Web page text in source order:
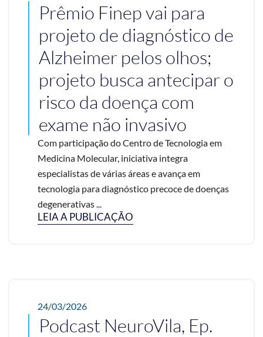
Prêmio Finep vai para
projeto de diagnóstico de
Alzheimer pelos olhos;
projeto busca antecipar o
risco da doença com
exame não invasivo
Com participação do Centro de Tecnologia em
Medicina Molecular, iniciativa integra
especialistas de várias áreas e avança em
tecnologia para diagnóstico precoce de doenças
degenerativas ...
LEIA A PUBLICAÇÃO
24/03/2026
Podcast NeuroVila, Ep.